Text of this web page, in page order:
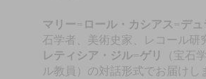
マリー=ロール・カシアス=デュ
石学者、美術史家、レコール研
レティシア・ジル=ゲリ
（宝石
ル教員）の対話形式でお届けし